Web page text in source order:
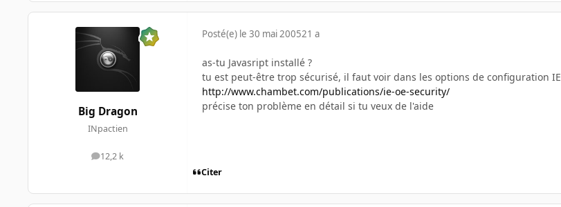
Big Dragon
INpactien
12,2 k
messages
Posté(e) le 30 mai 200521 a
as-tu Javasript installé ?
tu est peut-être trop sécurisé, il faut voir dans les options de configuration IE
http://www.chambet.com/publications/ie-oe-security/
précise ton problème en détail si tu veux de l'aide
Citer